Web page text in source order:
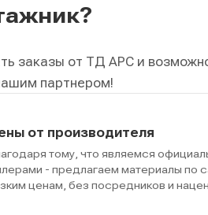
заказы от ТД АРС и
партнером!
от производителя
тому, что являемся
- предлагаем материалы по
ценам, без посредников и